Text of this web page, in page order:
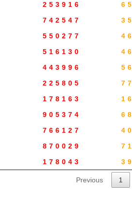
253916
742547
550277
516130
443996
225805
178163
905374
766127
870029
178043
Previous 1